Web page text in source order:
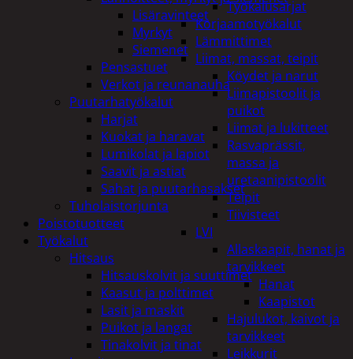
Työkalusarjat
Korjaamotyökalut
Lämmittimet
Liimat, massat, teipit
Köydet ja narut
Liimapistoolit ja
puikot
Liimat ja lukitteet
Rasvaprässit,
massa ja
uretaanipistoolit
Teipit
Tiivisteet
LVI
Allaskaapit, hanat ja
tarvikkeet
Hanat
Kaapistot
Hajulukot, kaivot ja
tarvikkeet
Leikkurit
Lisäravinteet
Myrkyt
Siemenet
Pensastuet
Verkot ja reunanauha
Puutarhatyökalut
Harjat
Kuokat ja haravat
Lumikolat ja lapiot
Saavit ja astiat
Sahat ja puutarhasakset
Tuholaistorjunta
Poistotuotteet
Työkalut
Hitsaus
Hitsauskolvit ja suuttimet
Kaasut ja polttimet
Lasit ja maskit
Puikot ja langat
Tinakolvit ja tinat